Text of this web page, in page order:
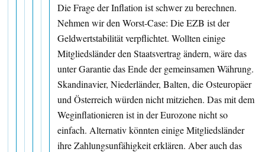
Die Frage der Inflation ist schwer zu berechnen.
Nehmen wir den Worst-Case: Die EZB ist der
Geldwertstabilität verpflichtet. Wollten einige
Mitgliedsländer den Staatsvertrag ändern, wäre das
unter Garantie das Ende der gemeinsamen Währung.
Skandinavier, Niederländer, Balten, die Osteuropäer
und Österreich würden nicht mitziehen. Das mit dem
Weginflationieren ist in der Eurozone nicht so
einfach. Alternativ könnten einige Mitgliedsländer
ihre Zahlungsunfähigkeit erklären. Aber auch das